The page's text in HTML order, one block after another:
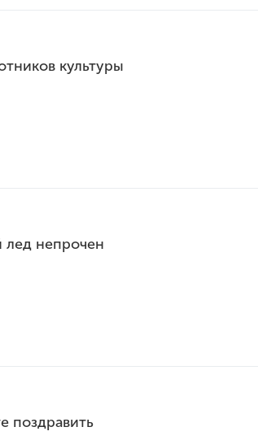
культуры
лед непрочен
поздравить